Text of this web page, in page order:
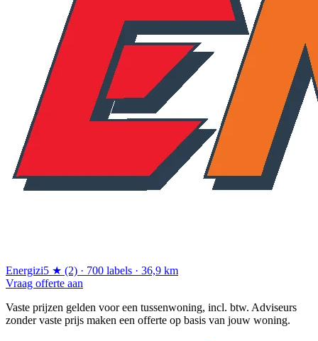
Energizi5 ★ (2) · 700 labels · 36,9 km
Vraag offerte aan
Vaste prijzen gelden voor een tussenwoning, incl. btw. Adviseurs
zonder vaste prijs maken een offerte op basis van jouw woning.